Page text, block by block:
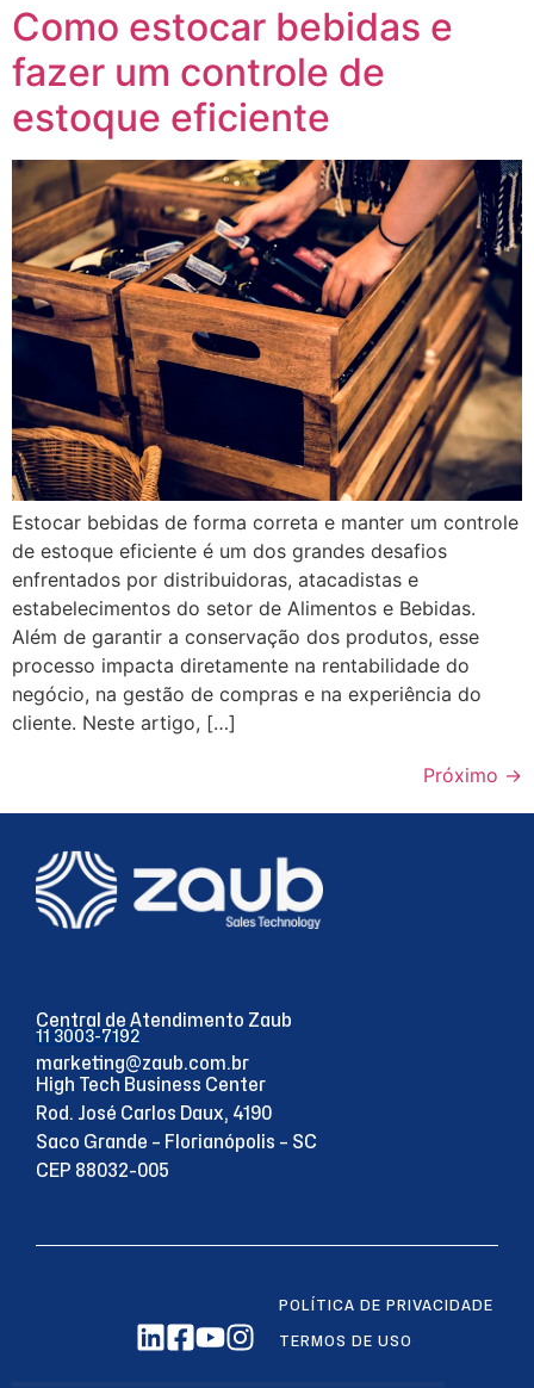
Como estocar bebidas e
fazer um controle de
estoque eficiente
Estocar bebidas de forma correta e manter um controle
de estoque eficiente é um dos grandes desafios
enfrentados por distribuidoras, atacadistas e
estabelecimentos do setor de Alimentos e Bebidas.
Além de garantir a conservação dos produtos, esse
processo impacta diretamente na rentabilidade do
negócio, na gestão de compras e na experiência do
cliente. Neste artigo, […]
Próximo →
Central de Atendimento Zaub
11 3003-7192
marketing@zaub.com.br
High Tech Business Center
Rod. José Carlos Daux, 4190
Saco Grande – Florianópolis – SC
CEP 88032-005
POLÍTICA DE PRIVACIDADE
TERMOS DE USO